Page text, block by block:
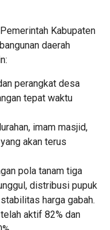
Kabupaten
daerah
perangkat desa
tepat waktu
imam masjid,
akan terus
pola tanam tiga
distribusi pupuk
harga gabah.
aktif 82% dan